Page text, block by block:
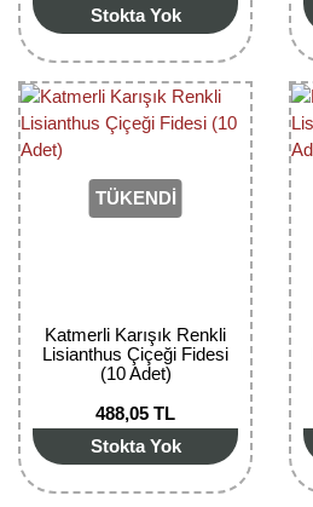
Stokta Yok
TÜKENDİ
Katmerli Karışık Renkli
Lisianthus Çiçeği Fidesi
(10 Adet)
488,05 TL
Stokta Yok
Bektaşi Üzümü Fidanı
Böğürtlen Fidanı
Ceviz Fidanı
Dut Fidanı
Feijoa Fidanı
Fidan Anaçları ve Aşı Kalemleri
Fındık Fidanı
Frenk Üzümü Fidanı
Nostaljik Güller
Peyzaj Gülleri
Sarmaşık(Çardak) Gül Fidanları
Ters Lale Soğanı
Yılbaşı Gülü Çiçeği
Zambak Soğanı